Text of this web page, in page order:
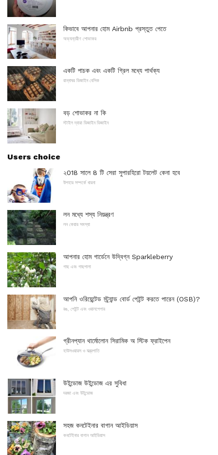
কিভাবে আপনার হোম Airbnb প্রস্তুত পেতে
অভ্যন্তরীণ শোভাকর
একটি পাচক এবং একটি গ্রিল মধ্যে পার্থক্য
রান্নাঘর ডিজাইন বেসিক
বড় শোভাকর না কি
স্টাইল দ্বারা ডিজাইন ডিজাইন
Users choice
২018 সালে 8 টি সেরা সুপারহিরো টয়লেট কেনা হবে
উপহার সম্পর্কে ধারনা
লন মধ্যে শস্য নিয়ন্ত্রণ
লন কেয়ার সমস্যা
আপনার হোম গার্ডেনে উদ্বিগ্ন Sparkleberry
গাছ এবং গাছপালা
আপনি ওরিয়েন্টেড স্ট্র্যান্ড বোর্ড পেইন্ট করতে পারেন (OSB)?
রঙ, পেইন্ট এবং ওয়ালপেপার
গ্রীনপ্যান থার্মোলোন সিরামিক অ স্টিক ফ্রাইপেন
হাউসওয়ারস ও যন্ত্রপাতি
উইন্ডোজ উইন্ডোজ এর সুবিধা
দরজা এবং উইন্ডোজ
সহজ কনটেইনার বাগান আইডিয়াস
কনটেইনার বাগান আইডিয়াস